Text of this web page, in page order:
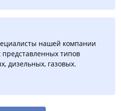
нашей компании
представленных типов
дизельных, газовых.